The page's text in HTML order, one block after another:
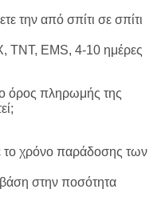
την από σπίτι σε σπίτι
TNT, EMS, 4-10 ημέρες
ο όρος πληρωμής της
το χρόνο παράδοσης των
στην ποσότητα